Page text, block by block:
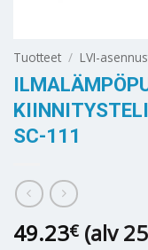
Tuotteet / LVI-
SC-111
49.23€ (alv